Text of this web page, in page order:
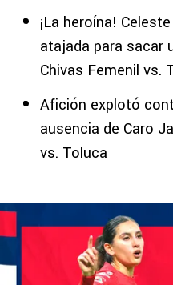
¡La heroína!
atajada para sacar
Chivas Femenil vs.
Afición explotó
ausencia de Caro
vs. Toluca